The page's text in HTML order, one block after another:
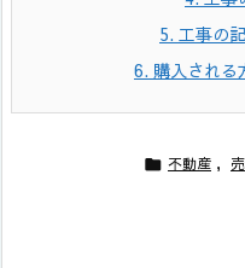
5. 工事の
6. 購入される
 不動産 ,